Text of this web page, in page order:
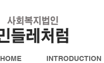
HOME INTRODUCTION